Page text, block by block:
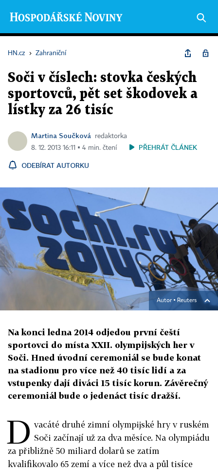
HN.cz › Zahraniční
Soči v číslech: stovka českých
sportovců, pět set škodovek a
lístky za 26 tisíc
Martina Součková
redaktorka
8. 12. 2013 16:11 ▪ 4 min. čtení
PŘEHRÁT ČLÁNEK
ODEBÍRAT AUTORKU
Autor ▪ Reuters
Na konci ledna 2014 odjedou první čeští
sportovci do místa XXII. olympijských her v
Soči. Hned úvodní ceremoniál se bude konat
na stadionu pro více než 40 tisíc lidí a za
vstupenky dají diváci 15 tisíc korun. Závěrečný
ceremoniál bude o jedenáct tisíc dražší.
D vacáté druhé zimní olympijské hry v ruském
Soči začínají už za dva měsíce. Na olympiádu
za přibližně 50 miliard dolarů se zatím
kvalifikovalo 65 zemí a více než dva a půl tisíce